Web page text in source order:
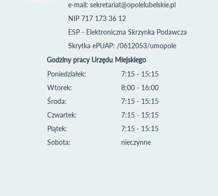
e-mail: sekretariat@opolelubelskie.pl
NIP 717 173 36 12
ESP - Elektroniczna Skrzynka Podawcza
Skrytka ePUAP: /0612053/umopole
Godziny pracy Urzędu Miejskiego
Poniedziałek:
Wtorek:
Środa:
Czwartek:
Piątek:
Sobota:
7:15 - 15:15
8:00 - 16:00
7:15 - 15:15
7:15 - 15:15
7:15 - 15:15
nieczynne